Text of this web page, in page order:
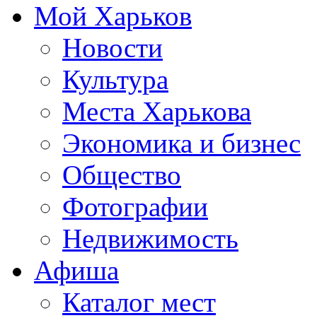
Мой Харьков
Новости
Культура
Места Харькова
Экономика и бизнес
Общество
Фотографии
Недвижимость
Афиша
Каталог мест